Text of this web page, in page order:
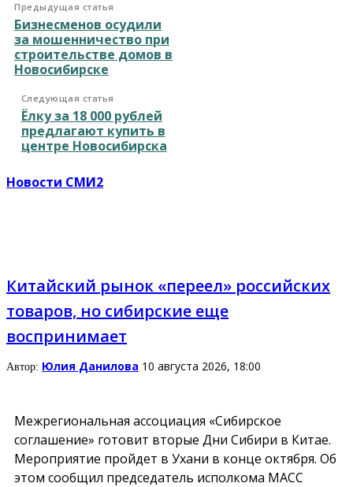
Предыдущая статья
Бизнесменов осудили
за мошенничество при
строительстве домов в
Новосибирске
Следующая статья
Ёлку за 18 000 рублей
предлагают купить в
центре Новосибирска
Новости СМИ2
Китайский рынок «переел» российских
товаров, но сибирские еще
воспринимает
Автор: Юлия Данилова 10 августа 2026, 18:00
Межрегиональная ассоциация «Сибирское
соглашение» готовит вторые Дни Сибири в Китае.
Мероприятие пройдет в Ухани в конце октября. Об
этом сообщил председатель исполкома МАСС